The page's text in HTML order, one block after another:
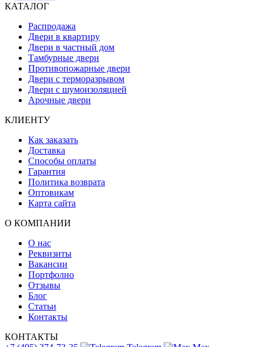
КАТАЛОГ
Распродажа
Двери в квартиру
Двери в частный дом
Тамбурные двери
Противопожарные двери
Двери с терморазрывом
Двери с шумоизоляцией
Арочные двери
КЛИЕНТУ
Как заказать
Доставка
Способы оплаты
Гарантия
Политика возврата
Оптовикам
Карта сайта
О КОМПАНИИ
О нас
Реквизиты
Вакансии
Портфолио
Отзывы
Блог
Статьи
Контакты
КОНТАКТЫ